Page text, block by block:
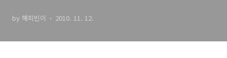
by 해피빈이 2010. 11. 12.